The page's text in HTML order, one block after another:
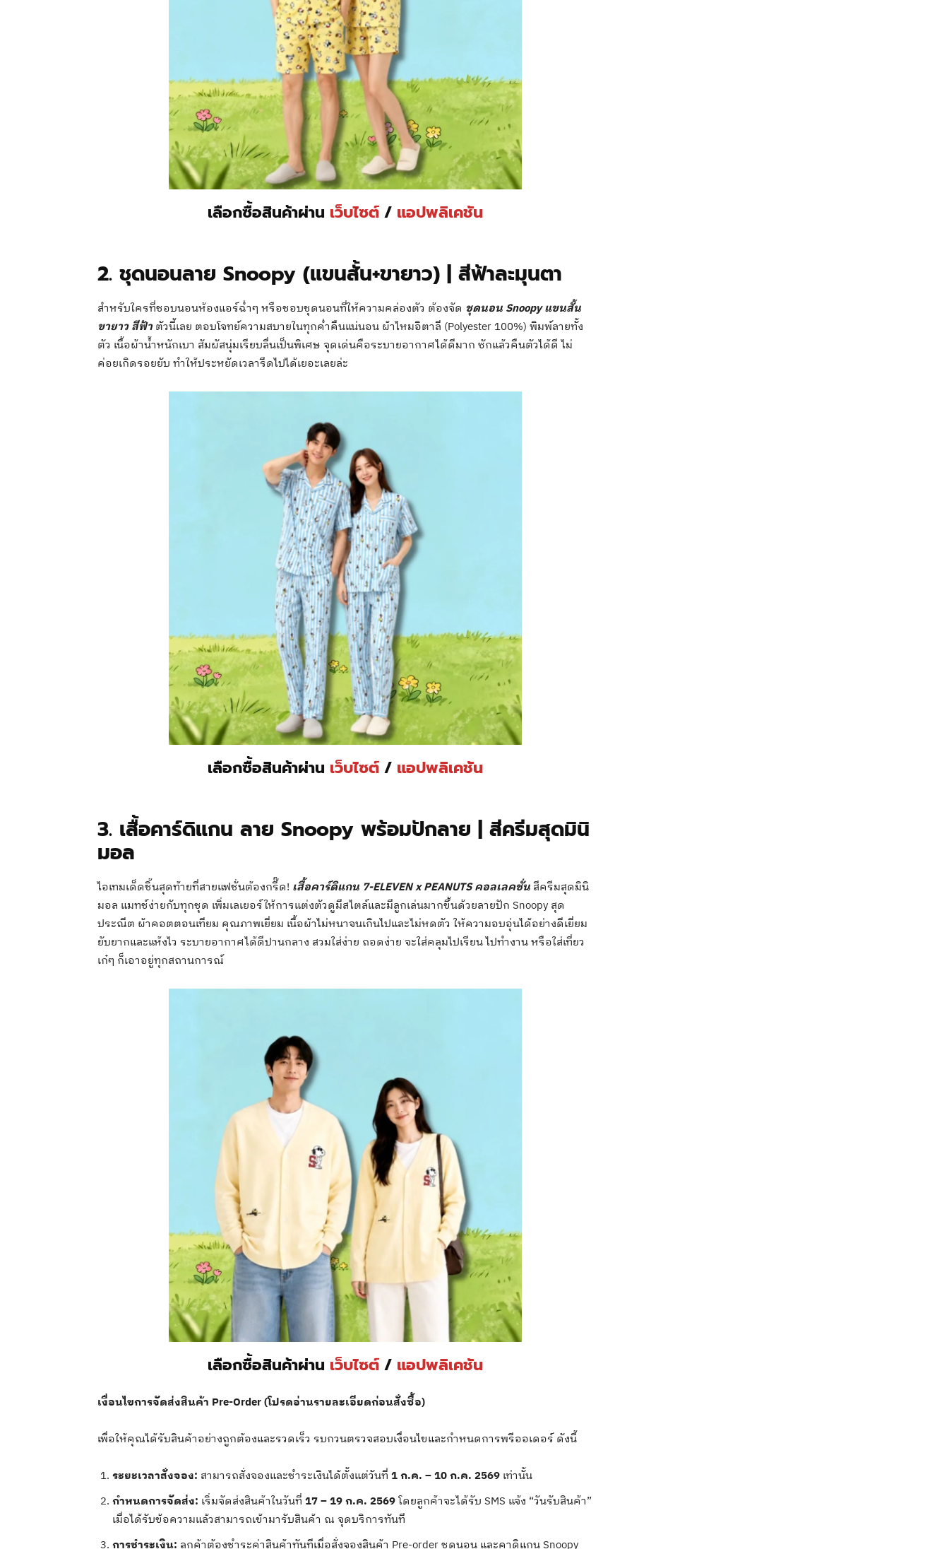
เลือกซื้อสินค้าผ่าน เว็บไซต์ / แอปพลิเคชัน
2. ชุดนอนลาย Snoopy (แขนสั้น+ขายาว) | สีฟ้าละมุนตา
สำหรับใครที่ชอบนอนห้องแอร์ฉ่ำๆ หรือชอบชุดนอนที่ให้ความคล่องตัว ต้องจัด ชุดนอน Snoopy แขนสั้น
ขายาว สีฟ้าตัวนี้เลย ตอบโจทย์ความสบายในทุกค่ำคืนแน่นอน ผ้าไหมอิตาลี (Polyester 100%) พิมพ์ลายทั้ง
ตัว เนื้อผ้าน้ำหนักเบา สัมผัสนุ่มเรียบลื่นเป็นพิเศษ จุดเด่นคือระบายอากาศได้ดีมาก ซักแล้วคืนตัวได้ดี ไม่
ค่อยเกิดรอยยับ ทำให้ประหยัดเวลารีดไปได้เยอะเลยล่ะ
เลือกซื้อสินค้าผ่าน เว็บไซต์ / แอปพลิเคชัน
3. เสื้อคาร์ดิแกน ลาย Snoopy พร้อมปักลาย | สีครีมสุดมินิ
มอล
ไอเทมเด็ดชิ้นสุดท้ายที่สายแฟชั่นต้องกรี๊ด! เสื้อคาร์ดิแกน 7-ELEVEN x PEANUTS คอลเลคชั่นสีครีมสุดมินิ
มอล แมทช์ง่ายกับทุกชุด เพิ่มเลเยอร์ให้การแต่งตัวดูมีสไตล์และมีลูกเล่นมากขึ้นด้วยลายปัก Snoopy สุด
ประณีต ผ้าคอตตอนเทียม คุณภาพเยี่ยม เนื้อผ้าไม่หนาจนเกินไปและไม่หดตัว ให้ความอบอุ่นได้อย่างดีเยี่ยม
ยับยากและแห้งไว ระบายอากาศได้ดีปานกลาง สวมใส่ง่าย ถอดง่าย จะใส่คลุมไปเรียน ไปทำงาน หรือใส่เที่ยว
เก๋ๆ ก็เอาอยู่ทุกสถานการณ์
เลือกซื้อสินค้าผ่าน เว็บไซต์ / แอปพลิเคชัน
เงื่อนไขการจัดส่งสินค้า Pre-Order (โปรดอ่านรายละเอียดก่อนสั่งซื้อ)
เพื่อให้คุณได้รับสินค้าอย่างถูกต้องและรวดเร็ว รบกวนตรวจสอบเงื่อนไขและกำหนดการพรีออเดอร์ ดังนี้
ระยะเวลาสั่งจอง: สามารถสั่งจองและชำระเงินได้ตั้งแต่วันที่ 1 ก.ค. – 10 ก.ค. 2569 เท่านั้น
กำหนดการจัดส่ง: เริ่มจัดส่งสินค้าในวันที่ 17 – 19 ก.ค. 2569โดยลูกค้าจะได้รับ SMS แจ้ง “วันรับสินค้า”
เมื่อได้รับข้อความแล้วสามารถเข้ามารับสินค้า ณ จุดบริการทันที
การชำระเงิน: ลูกค้าต้องชำระค่าสินค้าทันทีเมื่อสั่งจองสินค้า Pre-order ชุดนอน และคาดิแกน Snoopy